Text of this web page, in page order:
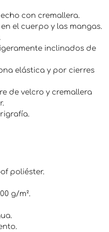
con cremallera.
el cuerpo y las mangas.
inclinados de
elástica y por cierres
de velcro y cremallera
poliéster.
g/m².